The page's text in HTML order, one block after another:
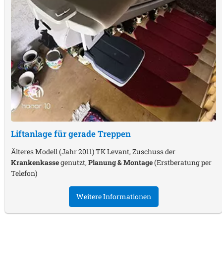
Liftanlage für gerade Treppen
Älteres Modell (Jahr 2011) TK Levant, Zuschuss der
Krankenkassegenutzt,Planung & Montage(Erstberatung per
Telefon)
Weitere Informationen